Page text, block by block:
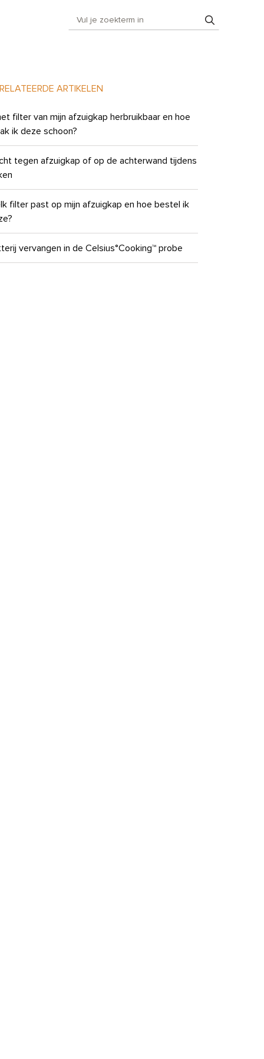
ARTIKELEN
filter van mijn afzuigkap herbruikbaar en hoe
ik deze schoon?
tegen afzuigkap of op de achterwand tijdens
filter past op mijn afzuigkap en hoe bestel ik
vervangen in de Celsius°Cooking™ probe